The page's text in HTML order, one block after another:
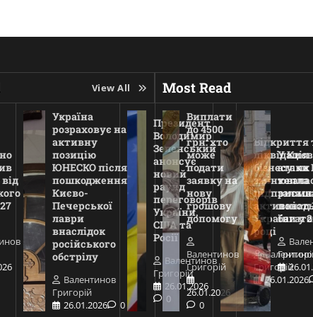
View All
Україна
розраховує на
активну
позицію
ЮНЕСКО після
пошкодження
Києво-
Печерської
лаври
внаслідок
російського
обстрілу
Валентинов
Григорій
26.01.2026
0
Президент
Володимир
Зеленський
анонсує
новий
раунд
переговорів
України,
США та
Росії
Валентинов
Григорій
26.01.2026
0
Відкриття
ліквідація
бізнесу: як
України у
році
Григорій
26.01.2026
Most Read
Виплати
до 4500
грн: хто
може
подати
заявку на
нову
грошову
допомогу
Валентинов
Григорій
26.01.2026
0
У
атаки
тепла
понад